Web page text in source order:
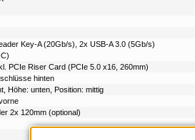
Key-A (20Gb/​s), 2x USB-A 3.0 (5Gb/​s)
PCIe Riser Card (PCIe 5.0 x16, 260mm)
hinten
Höhe: unten, Position: mittig
2x 120mm (optional)